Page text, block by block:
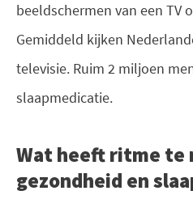
beeldschermen van een TV
Gemiddeld kijken
televisie. Ruim 2 miljoen
slaapmedicatie.
Wat heeft ritme te
gezondheid en